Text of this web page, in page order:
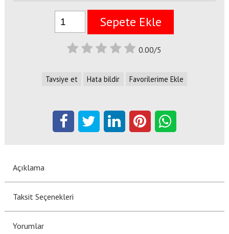
Sepete Ekle
0.00/5
Tavsiye et Hata bildir Favorilerime Ekle
Açıklama
Taksit Seçenekleri
Yorumlar